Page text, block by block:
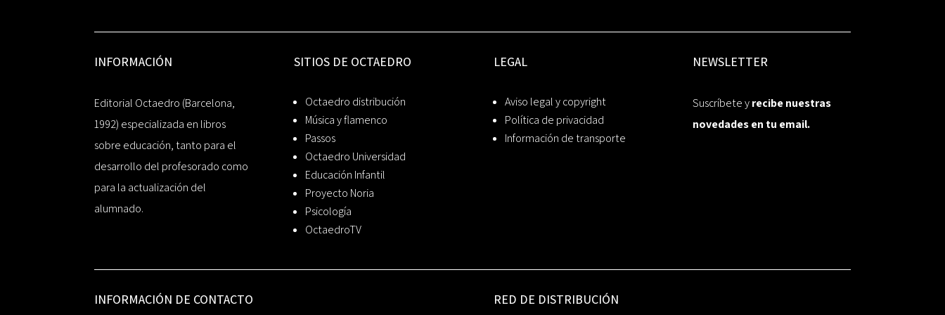
INFORMACIÓN
Editorial Octaedro (Barcelona,
1992) especializada en libros
sobre educación, tanto para el
desarrollo del profesorado como
para la actualización del
alumnado.
SITIOS DE OCTAEDRO
Octaedro distribución
Música y flamenco
Passos
Octaedro Universidad
Educación Infantil
Proyecto Noria
Psicología
OctaedroTV
LEGAL
Aviso legal y copyright
Política de privacidad
Información de transporte
NEWSLETTER
Suscríbete yrecibe nuestras
novedades en tu email.
INFORMACIÓN DE CONTACTO RED DE DISTRIBUCIÓN